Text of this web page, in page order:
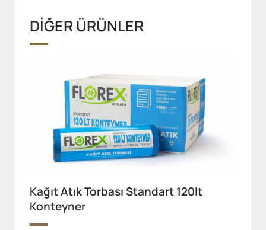
DİĞER ÜRÜNLER
Kağıt Atık Torbası Standart 120lt
Konteyner